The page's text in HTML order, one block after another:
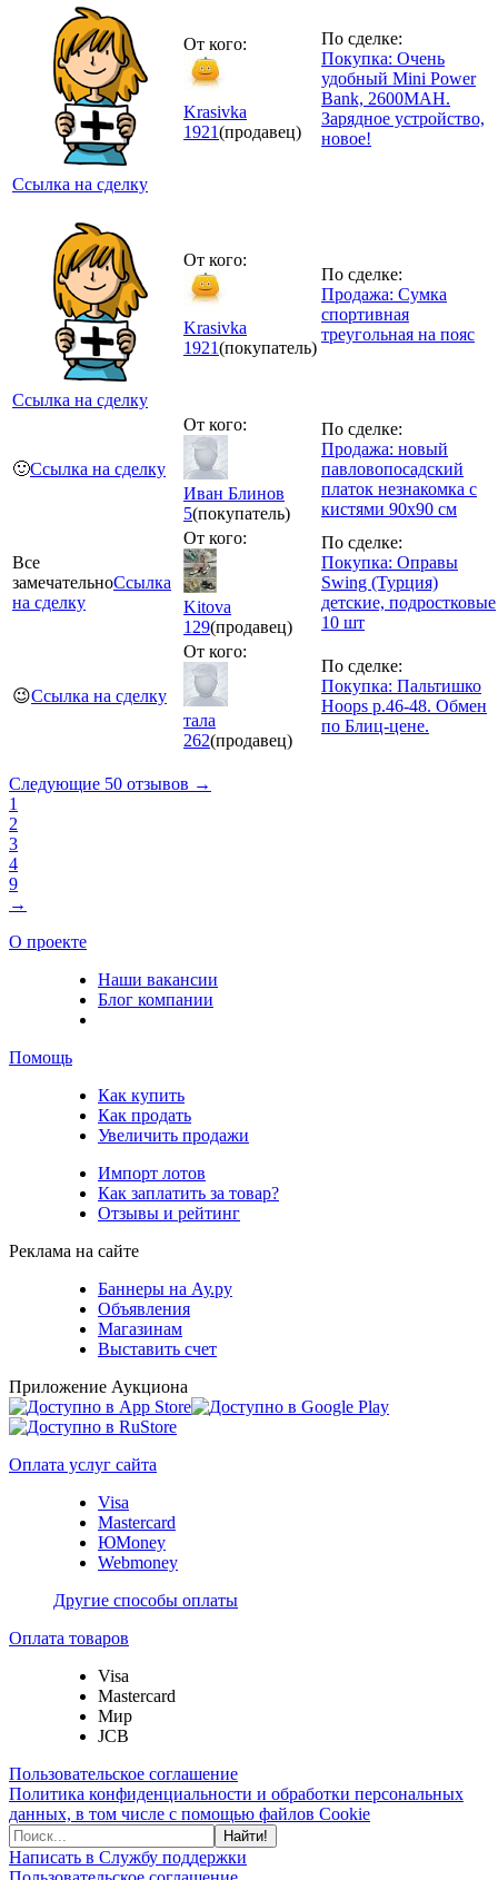
Ссылка на сделку
От кого:
Krasivka
1921(продавец)
По сделке:
Покупка: Очень
удобный Mini Power
Bank, 2600MAH.
Зарядное устройство,
новое!
Ссылка на сделку
От кого:
Krasivka
1921(покупатель)
По сделке:
Продажа: Сумка
спортивная
треугольная на пояс
🙂Ссылка на сделку
От кого:
Иван Блинов
5(покупатель)
По сделке:
Продажа: новый
павловопосадский
платок незнакомка с
кистями 90х90 см
Все
замечательноСсылка
на сделку
От кого:
Kitova
129(продавец)
По сделке:
Покупка: Оправы
Swing (Турция)
детские, подростковые
10 шт
😉Ссылка на сделку
От кого:
тала
262(продавец)
По сделке:
Покупка: Пальтишко
Hoops р.46-48. Обмен
по Блиц-цене.
Следующие 50 отзывов →
1
2
3
4
9
→
О проекте
Наши вакансии
Блог компании
Помощь
Как купить
Как продать
Увеличить продажи
Импорт лотов
Как заплатить за товар?
Отзывы и рейтинг
Реклама на сайте
Баннеры на Ау.ру
Объявления
Магазинам
Выставить счет
Приложение Аукциона
Оплата услуг сайта
Visa
Mastercard
ЮMoney
Webmoney
Другие способы оплаты
Оплата товаров
Visa
Mastercard
Мир
JCB
Пользовательское соглашение
Политика конфиденциальности и обработки персональных
данных, в том числе с помощью файлов Cookie
Найти!
Написать в Службу поддержки